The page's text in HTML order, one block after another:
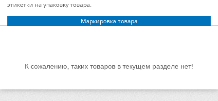
этикетки на упаковку товара.
Маркировка товара
К сожалению, таких товаров в текущем разделе нет!